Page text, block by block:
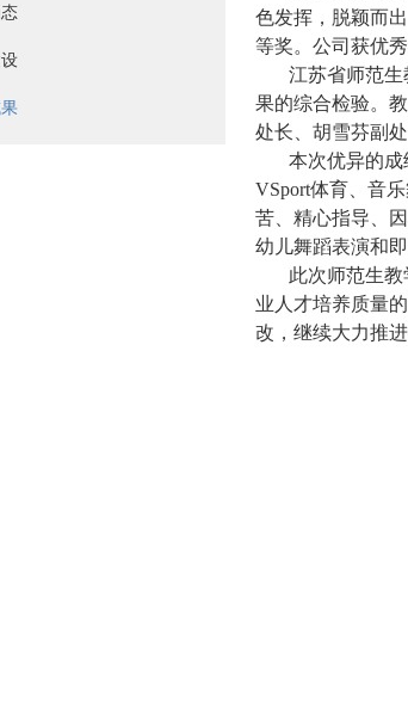
色发挥，脱颖而
等奖。公司获优秀
江苏省师范
果的综合检验。
处长、胡雪芬副
本次优异的
VSport体育、音
苦、精心指导、
幼儿舞蹈表演和
此次师范生
业人才培养质量
改，继续大力推